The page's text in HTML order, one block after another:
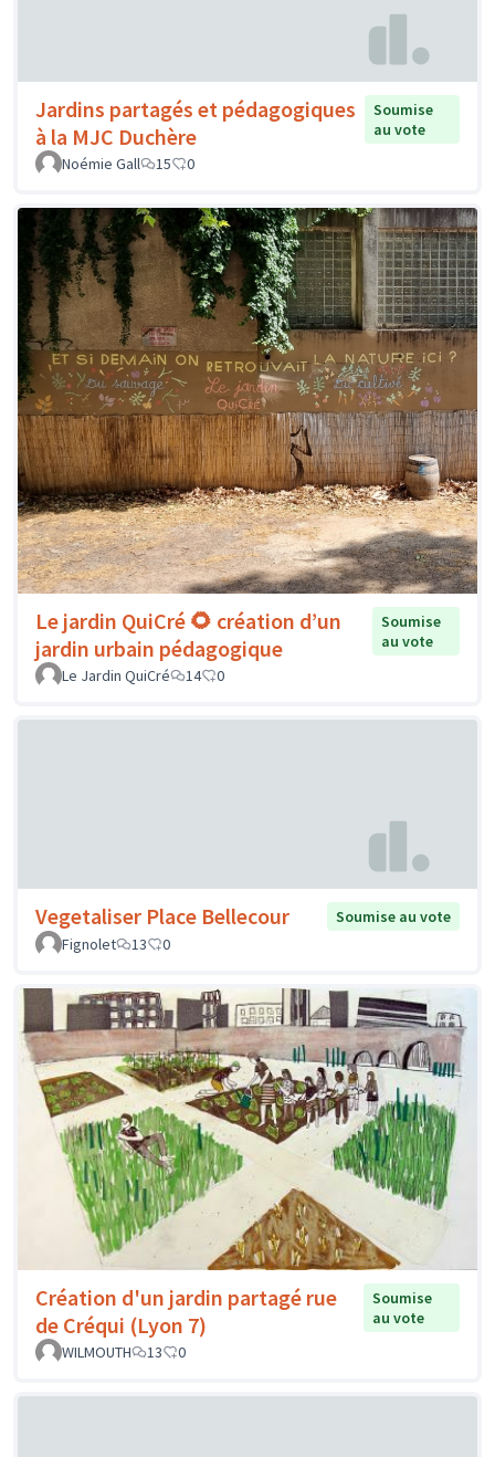
Jardins partagés et pédagogiques
à la MJC Duchère
Soumise
au vote
Noémie Gall
15 0
Le jardin QuiCré 🌻 création d’un
jardin urbain pédagogique
Soumise
au vote
Le Jardin QuiCré
14 0
Vegetaliser Place Bellecour
Soumise au vote
Fignolet
13 0
Création d'un jardin partagé rue
de Créqui (Lyon 7)
Soumise
au vote
WILMOUTH
13 0